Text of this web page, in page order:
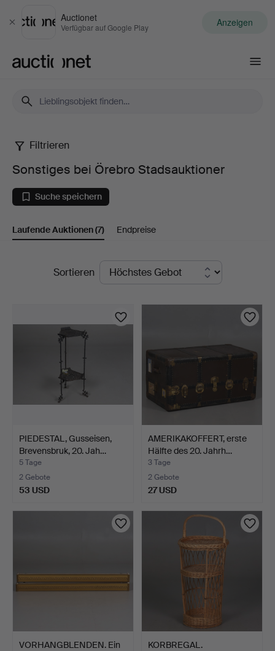
Schließen
Auctionet
Verfügbar auf Google Play Anzeigen
Sonstiges
bei
Örebro
Stadsauktioner
Filtrieren
Sonstiges bei Örebro Stadsauktioner
Suche speichern
Laufende Auktionen(7) Endpreise
LaufendeSortieren
PIEDESTAL, Gusseisen,
Brevensbruk, 20. Jah…
5 Tage
2 Gebote
53 USD
AMERIKAKOFFERT, erste
Hälfte des 20. Jahrh…
3 Tage
2 Gebote
27 USD
VORHANGBLENDEN. Ein
KORBREGAL.